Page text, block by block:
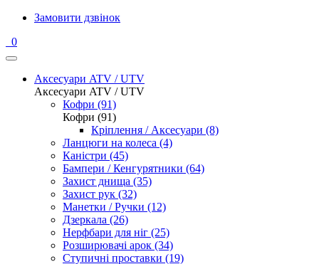
Замовити дзвінок
0
Аксесуари ATV / UTV
Аксесуари ATV / UTV
Кофри (91)
Кофри (91)
Кріплення / Аксесуари (8)
Ланцюги на колеса (4)
Каністри (45)
Бампери / Кенгурятники (64)
Захист днища (35)
Захист рук (32)
Манетки / Ручки (12)
Дзеркала (26)
Нерфбари для ніг (25)
Розширювачі арок (34)
Ступичні проставки (19)